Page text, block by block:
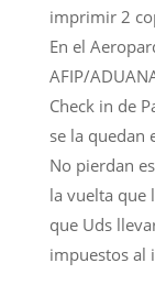
imprimir 2
En el
AFIP/
Check in de
se la quedan
No pierdan
la vuelta que
que Uds
impuestos al